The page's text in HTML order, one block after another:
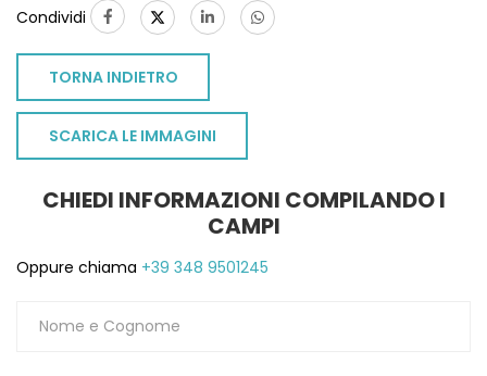
Condividi
TORNA INDIETRO
SCARICA LE IMMAGINI
CHIEDI INFORMAZIONI COMPILANDO I
CAMPI
Oppure chiama +39 348 9501245